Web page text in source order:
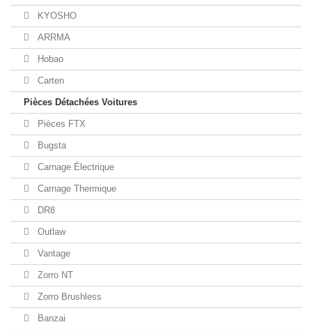
KYOSHO
ARRMA
Hobao
Carten
Pièces Détachées Voitures
Pièces FTX
Bugsta
Carnage Électrique
Carnage Thermique
DR8
Outlaw
Vantage
Zorro NT
Zorro Brushless
Banzai